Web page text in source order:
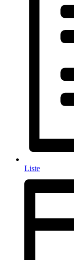
Liste